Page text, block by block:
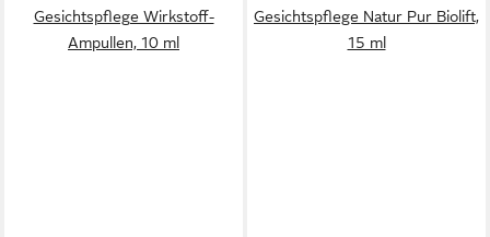
Gesichtspflege Wirkstoff-
Ampullen, 10 ml
Gesichtspflege Natur Pur Biolift,
15 ml